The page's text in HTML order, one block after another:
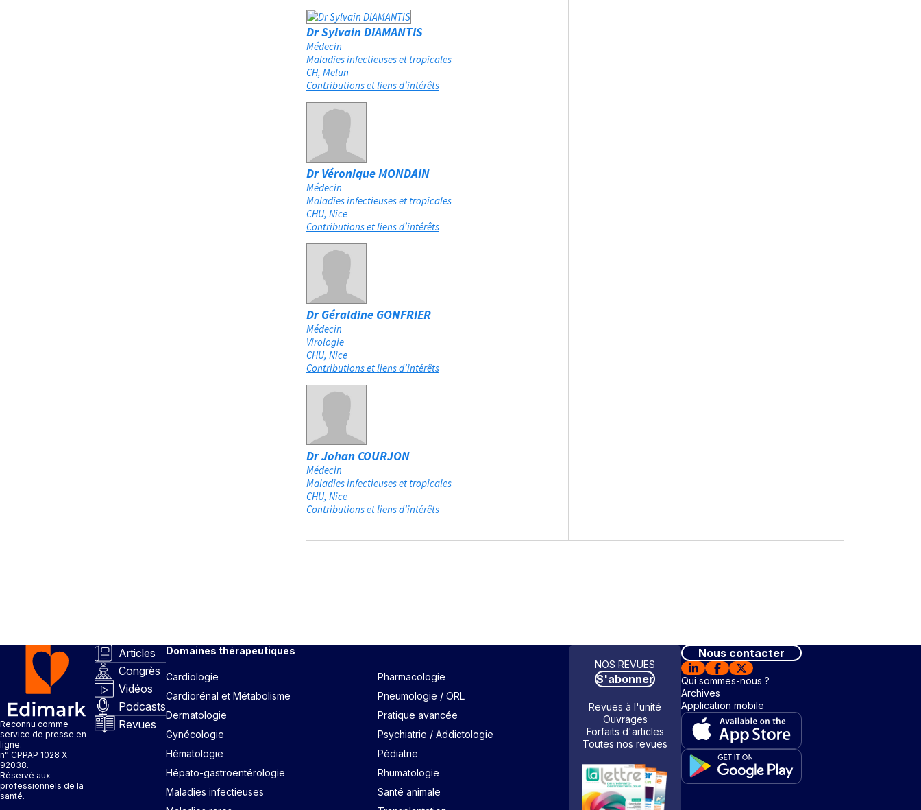
Dr Sylvain DIAMANTIS
Médecin
Maladies infectieuses et tropicales
CH Melun
Contributions et liens d’intérêts
Dr Véronique MONDAIN
Médecin
Maladies infectieuses et tropicales
CHU Nice
Contributions et liens d’intérêts
Dr Géraldine GONFRIER
Médecin
Virologie
CHU Nice
Contributions et liens d’intérêts
Dr Johan COURJON
Médecin
Maladies infectieuses et tropicales
CHU Nice
Contributions et liens d’intérêts
Reconnu comme
service de presse en
ligne.
n° CPPAP 1028 X
92038.
Réservé aux
professionnels de la
santé.
Articles
Congrès
Vidéos
Podcasts
Revues
Domaines thérapeutiques
Cardiologie
Cardiorénal et Métabolisme
Dermatologie
Gynécologie
Hématologie
Hépato-gastroentérologie
Maladies infectieuses
Pharmacologie
Pneumologie / ORL
Pratique avancée
Psychiatrie / Addictologie
Pédiatrie
Rhumatologie
Santé animale
NOS REVUES
S'abonner
Revues à l'unité
Ouvrages
Forfaits d'articles
Toutes nos revues
Nous contacter
Qui sommes-nous ?
Archives
Application mobile